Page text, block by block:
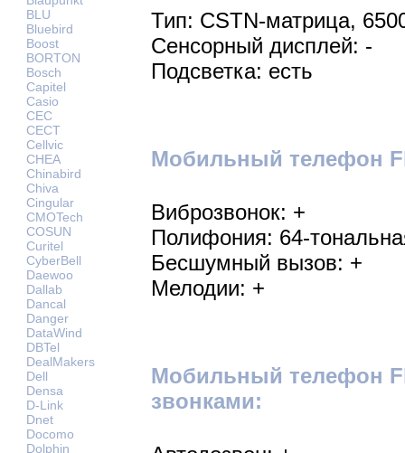
BLU
Bluebird
Boost
BORTON
Bosch
Capitel
Casio
CEC
CECT
Cellvic
CHEA
Chinabird
Chiva
Cingular
CMOTech
COSUN
Curitel
CyberBell
Daewoo
Dallab
Dancal
Danger
DataWind
DBTel
DealMakers
Dell
Densa
D-Link
Dnet
Docomo
Dolphin
Тип: CSTN-матрица,
Сенсорный дисплей: -
Подсветка: есть
Мобильный телефон
Виброзвонок: +
Полифония: 64-
Бесшумный вызов: +
Мелодии: +
Мобильный телефон
звонками: